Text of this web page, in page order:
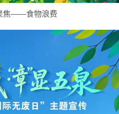
焦——食物浪费